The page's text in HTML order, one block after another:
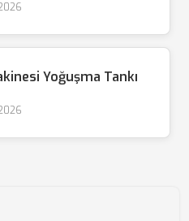
Yoğuşma Tankı